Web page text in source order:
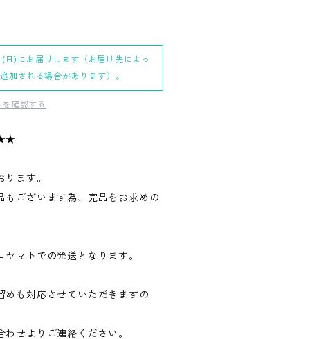
)にお届けします（お届け先によっ
加される場合があります）。
確認する
ます。
ございます為、完品をお求めの
マトでの発送となります。
めも対応させていただきますの
せよりご連絡ください。